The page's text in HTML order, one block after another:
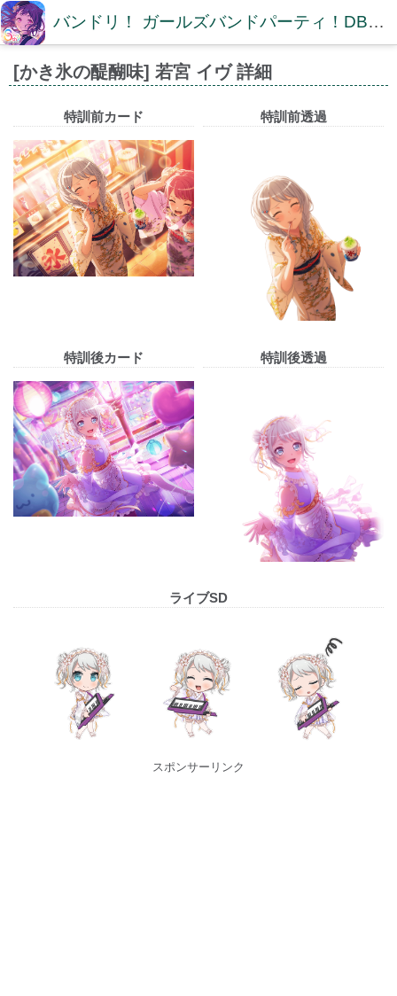
バンドリ！ ガールズバンドパーティ！DB【ガルパDB】
[かき氷の醍醐味] 若宮 イヴ 詳細
特訓前カード 特訓前透過
特訓後カード 特訓後透過
ライブSD
スポンサーリンク